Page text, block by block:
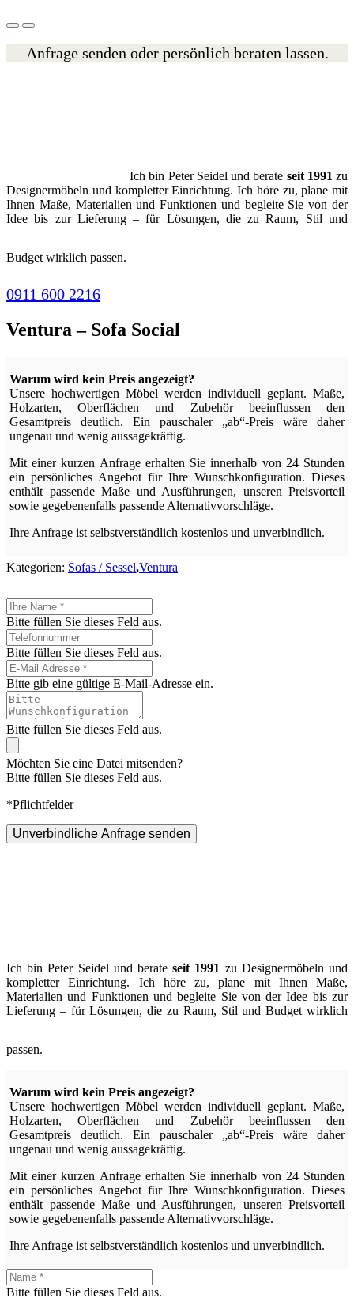
Anfrage senden oder persönlich beraten lassen.
Ich bin Peter Seidel und berate seit 1991 zu
Designermöbeln und kompletter Einrichtung. Ich höre zu, plane mit
Ihnen Maße, Materialien und Funktionen und begleite Sie von der
Idee bis zur Lieferung – für Lösungen, die zu Raum, Stil und
Budget wirklich passen.
0911 600 2216
Ventura – Sofa Social
Warum wird kein Preis angezeigt?
Unsere hochwertigen Möbel werden individuell geplant. Maße,
Holzarten, Oberflächen und Zubehör beeinflussen den
Gesamtpreis deutlich. Ein pauschaler „ab“-Preis wäre daher
ungenau und wenig aussagekräftig.
Mit einer kurzen Anfrage erhalten Sie innerhalb von 24 Stunden
ein persönliches Angebot für Ihre Wunschkonfiguration. Dieses
enthält passende Maße und Ausführungen, unseren Preisvorteil
sowie gegebenenfalls passende Alternativvorschläge.
Ihre Anfrage ist selbstverständlich kostenlos und unverbindlich.
Kategorien: Sofas / Sessel,Ventura
Bitte füllen Sie dieses Feld aus.
Bitte füllen Sie dieses Feld aus.
Bitte gib eine gültige E-Mail-Adresse ein.
Bitte füllen Sie dieses Feld aus.
Möchten Sie eine Datei mitsenden?
Bitte füllen Sie dieses Feld aus.
*Pflichtfelder
Unverbindliche Anfrage senden
Ich bin Peter Seidel und berateseit 1991 zu Designermöbeln und
kompletter Einrichtung. Ich höre zu, plane mit Ihnen Maße,
Materialien und Funktionen und begleite Sie von der Idee bis zur
Lieferung – für Lösungen, die zu Raum, Stil und Budget wirklich
passen.
Warum wird kein Preis angezeigt?
Unsere hochwertigen Möbel werden individuell geplant. Maße,
Holzarten, Oberflächen und Zubehör beeinflussen den
Gesamtpreis deutlich. Ein pauschaler „ab“-Preis wäre daher
ungenau und wenig aussagekräftig.
Mit einer kurzen Anfrage erhalten Sie innerhalb von 24 Stunden
ein persönliches Angebot für Ihre Wunschkonfiguration. Dieses
enthält passende Maße und Ausführungen, unseren Preisvorteil
sowie gegebenenfalls passende Alternativvorschläge.
Ihre Anfrage ist selbstverständlich kostenlos und unverbindlich.
Bitte füllen Sie dieses Feld aus.